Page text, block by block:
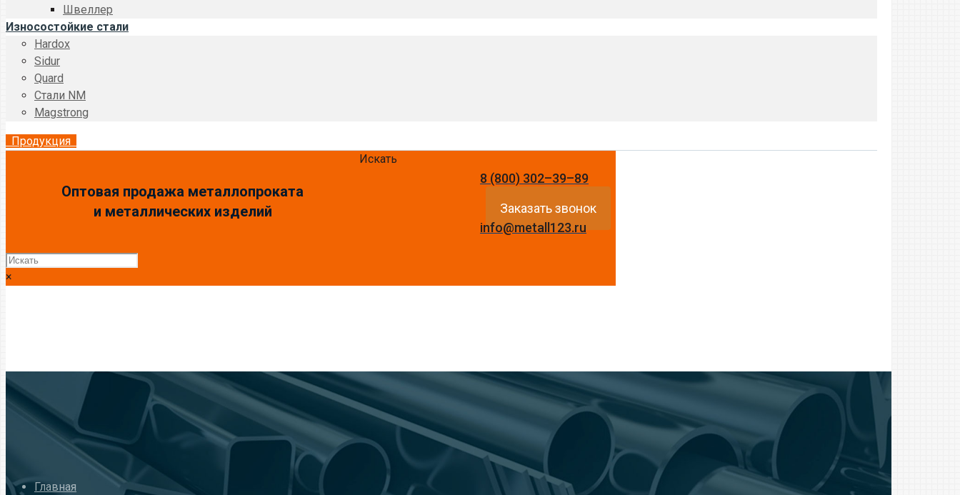
Швеллер
Износостойкие стали
Hardox
Sidur
Quard
Стали NM
Magstrong
Продукция
Оптовая продажа металлопроката
и металлических изделий
8 (800) 302–39–89
Заказать звонок
info@metall123.ru
Искать
×
Главная